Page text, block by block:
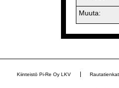
Muuta:
Kiinteistö Pi-Re Oy LKV